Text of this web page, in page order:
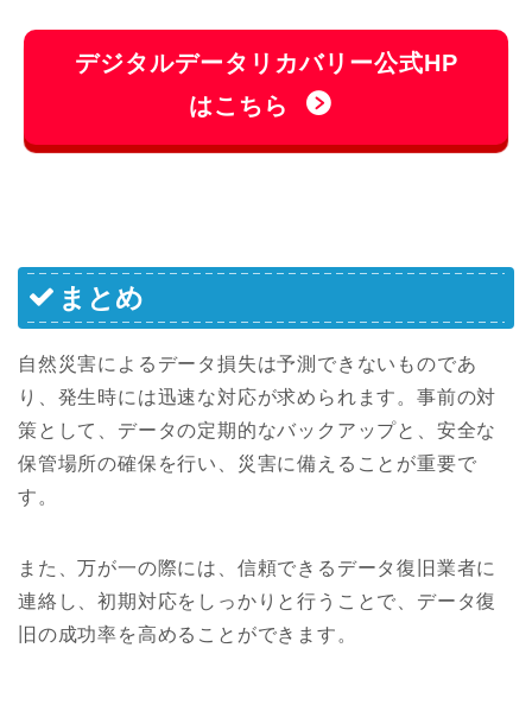
デジタルデータリカバリー公式HP
はこちら
まとめ
自然災害によるデータ損失は予測できないものであ
り、発生時には迅速な対応が求められます。事前の対
策として、データの定期的なバックアップと、安全な
保管場所の確保を行い、災害に備えることが重要で
す。
また、万が一の際には、信頼できるデータ復旧業者に
連絡し、初期対応をしっかりと行うことで、データ復
旧の成功率を高めることができます。